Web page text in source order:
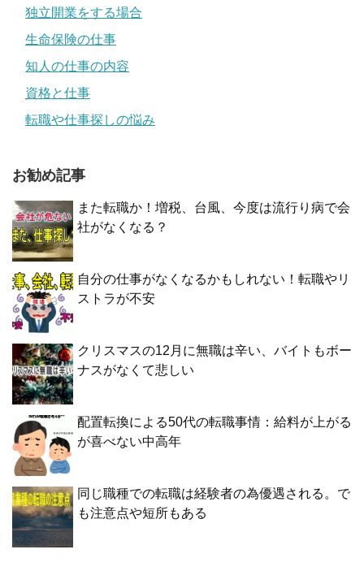
独立開業をする場合
生命保険の仕事
知人の仕事の内容
資格と仕事
転職や仕事探しの悩み
お勧め記事
また転職か！増税、台風、今度は流行り病で会
社がなくなる？
自分の仕事がなくなるかもしれない！転職やリ
ストラが不安
クリスマスの12月に無職は辛い、バイトもボー
ナスがなくて悲しい
配置転換による50代の転職事情：給料が上がる
が喜べない中高年
同じ職種での転職は経験者の為優遇される。で
も注意点や短所もある